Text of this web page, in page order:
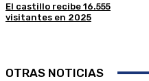
El castillo recibe 16.555
visitantes en 2025
OTRAS NOTICIAS